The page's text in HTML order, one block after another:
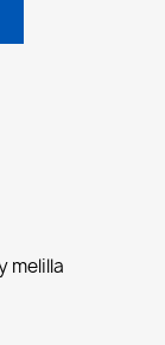
melilla